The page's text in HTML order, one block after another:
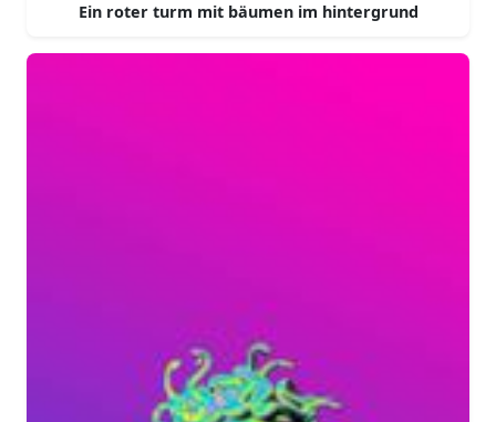
Ein roter turm mit bäumen im hintergrund